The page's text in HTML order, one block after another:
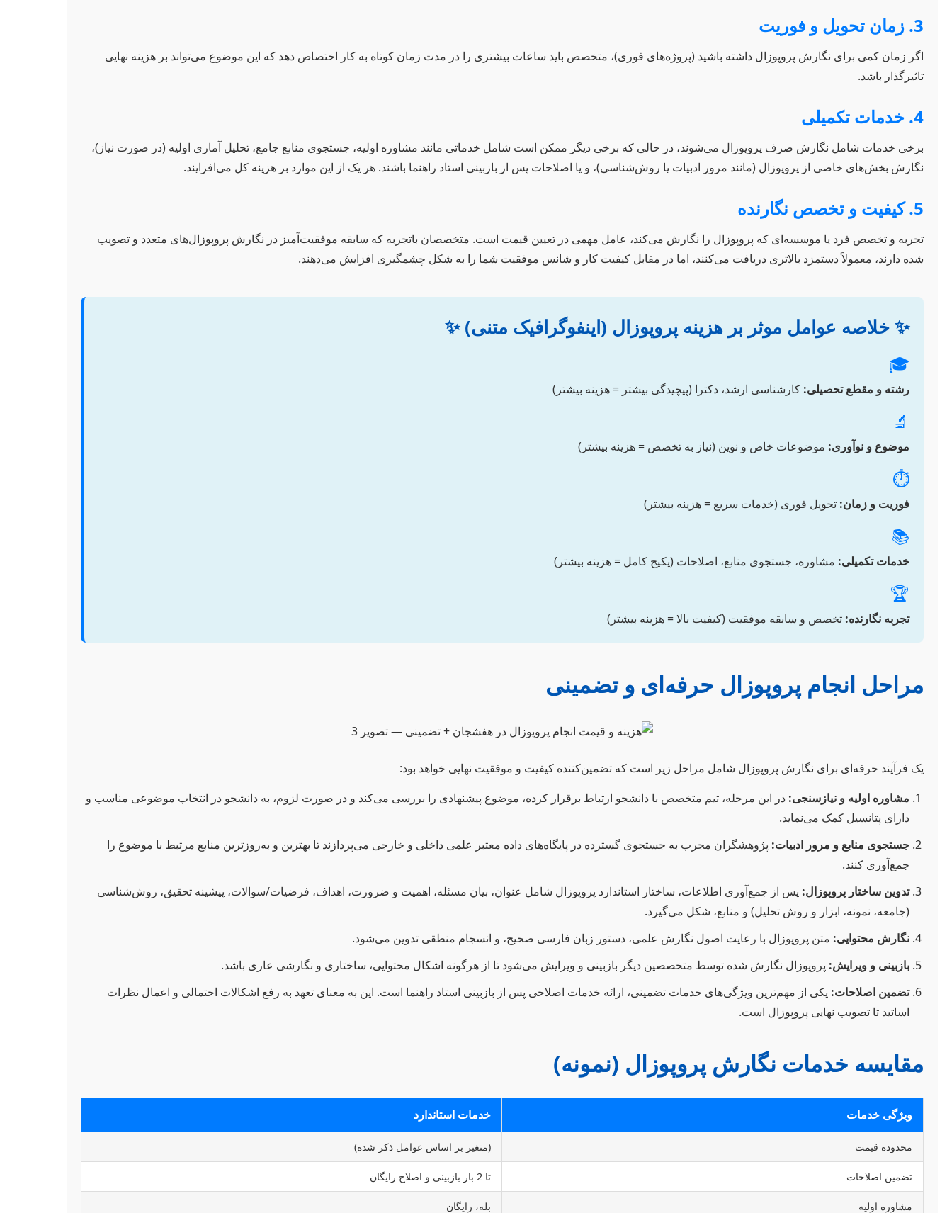
3. زمان تحویل و فوریت
اگر زمان کمی برای نگارش پروپوزال داشته باشید (پروژه‌های فوری)، متخصص باید ساعات بیشتری را در مدت زمان کوتاه به کار اختصاص دهد که این موضوع می‌تواند بر هزینه نهایی
تاثیرگذار باشد.
4. خدمات تکمیلی
برخی خدمات شامل نگارش صرف پروپوزال می‌شوند، در حالی که برخی دیگر ممکن است شامل خدماتی مانند مشاوره اولیه، جستجوی منابع جامع، تحلیل آماری اولیه (در صورت نیاز)،
نگارش بخش‌های خاصی از پروپوزال (مانند مرور ادبیات یا روش‌شناسی)، و یا اصلاحات پس از بازبینی استاد راهنما باشند. هر یک از این موارد بر هزینه کل می‌افزایند.
5. کیفیت و تخصص نگارنده
تجربه و تخصص فرد یا موسسه‌ای که پروپوزال را نگارش می‌کند، عامل مهمی در تعیین قیمت است. متخصصان باتجربه که سابقه موفقیت‌آمیز در نگارش پروپوزال‌های متعدد و تصویب
شده دارند، معمولاً دستمزد بالاتری دریافت می‌کنند، اما در مقابل کیفیت کار و شانس موفقیت شما را به شکل چشمگیری افزایش می‌دهند.
✨ خلاصه عوامل موثر بر هزینه پروپوزال (اینفوگرافیک متنی) ✨
🎓
رشته و مقطع تحصیلی: کارشناسی ارشد، دکترا (پیچیدگی بیشتر = هزینه بیشتر)
🔬
موضوع و نوآوری: موضوعات خاص و نوین (نیاز به تخصص = هزینه بیشتر)
⏱️
فوریت و زمان: تحویل فوری (خدمات سریع = هزینه بیشتر)
📚
خدمات تکمیلی: مشاوره، جستجوی منابع، اصلاحات (پکیج کامل = هزینه بیشتر)
🏆
تجربه نگارنده: تخصص و سابقه موفقیت (کیفیت بالا = هزینه بیشتر)
مراحل انجام پروپوزال حرفه‌ای و تضمینی
یک فرآیند حرفه‌ای برای نگارش پروپوزال شامل مراحل زیر است که تضمین‌کننده کیفیت و موفقیت نهایی خواهد بود:
مشاوره اولیه و نیازسنجی: در این مرحله، تیم متخصص با دانشجو ارتباط برقرار کرده، موضوع پیشنهادی را بررسی می‌کند و در صورت لزوم، به دانشجو در انتخاب موضوعی مناسب و
دارای پتانسیل کمک می‌نماید.
جستجوی منابع و مرور ادبیات: پژوهشگران مجرب به جستجوی گسترده در پایگاه‌های داده معتبر علمی داخلی و خارجی می‌پردازند تا بهترین و به‌روزترین منابع مرتبط با موضوع را
جمع‌آوری کنند.
تدوین ساختار پروپوزال: پس از جمع‌آوری اطلاعات، ساختار استاندارد پروپوزال شامل عنوان، بیان مسئله، اهمیت و ضرورت، اهداف، فرضیات/سوالات، پیشینه تحقیق، روش‌شناسی
(جامعه، نمونه، ابزار و روش تحلیل) و منابع، شکل می‌گیرد.
نگارش محتوایی: متن پروپوزال با رعایت اصول نگارش علمی، دستور زبان فارسی صحیح، و انسجام منطقی تدوین می‌شود.
بازبینی و ویرایش: پروپوزال نگارش شده توسط متخصصین دیگر بازبینی و ویرایش می‌شود تا از هرگونه اشکال محتوایی، ساختاری و نگارشی عاری باشد.
تضمین اصلاحات: یکی از مهم‌ترین ویژگی‌های خدمات تضمینی، ارائه خدمات اصلاحی پس از بازبینی استاد راهنما است. این به معنای تعهد به رفع اشکالات احتمالی و اعمال نظرات
اساتید تا تصویب نهایی پروپوزال است.
مقایسه خدمات نگارش پروپوزال (نمونه)
ویژگی خدمات خدمات استاندارد
محدوده قیمت (متغیر بر اساس عوامل ذکر شده)
تضمین اصلاحات تا 2 بار بازبینی و اصلاح رایگان
مشاوره اولیه بله، رایگان